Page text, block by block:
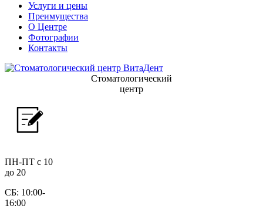
Услуги и цены
Преимущества
О Центре
Фотографии
Контакты
Стоматологический
центр
ПН-ПТ с 10
до 20
СБ: 10:00-
16:00